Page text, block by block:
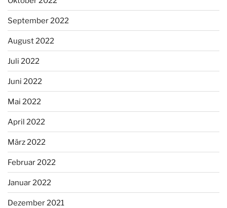
September 2022
August 2022
Juli 2022
Juni 2022
Mai 2022
April 2022
März 2022
Februar 2022
Januar 2022
Dezember 2021